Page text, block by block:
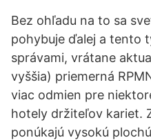
Bez ohľadu na to sa
pohybuje ďalej a tento
správami, vrátane
vyššia) priemerná
viac odmien pre
hotely držiteľov kariet.
ponúkajú vysokú